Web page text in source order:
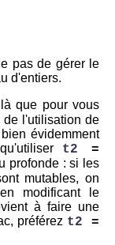
pas de gérer le
d'entiers.
que pour vous
de l'utilisation de
évidemment
t2 =
profonde : si les
mutables, on
modificant le
à faire une
préférez t2 =